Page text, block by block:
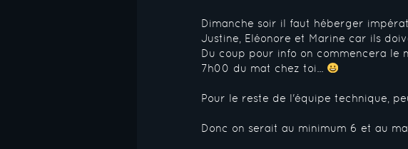
Dimanche soir il faut héberger
Justine, Eléonore et Marine car ils
Du coup pour info on commencera le
7h00 du mat chez toi...
Pour le reste de l'équipe technique,
Donc on serait au minimum 6 et au